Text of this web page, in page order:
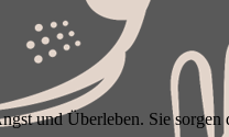
und Überleben. Sie